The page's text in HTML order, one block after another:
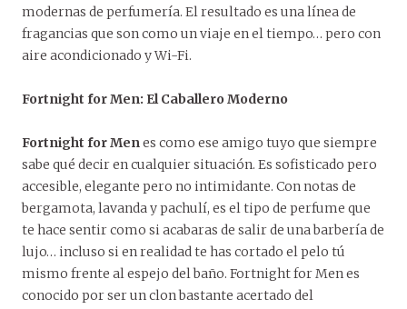
modernas de perfumería. El resultado es una línea de
fragancias que son como un viaje en el tiempo… pero con
aire acondicionado y Wi-Fi.
Fortnight for Men: El Caballero Moderno
Fortnight for Menes como ese amigo tuyo que siempre
sabe qué decir en cualquier situación. Es sofisticado pero
accesible, elegante pero no intimidante. Con notas de
bergamota, lavanda y pachulí, es el tipo de perfume que
te hace sentir como si acabaras de salir de una barbería de
lujo… incluso si en realidad te has cortado el pelo tú
mismo frente al espejo del baño. Fortnight for Men es
conocido por ser un clon bastante acertado del